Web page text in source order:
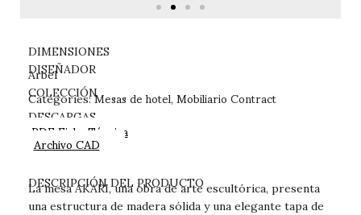
DESCRIPCIÓN DEL PRODUCTO
La mesa AKARI, una obra de arte escultórica, presenta
una estructura de madera sólida y una elegante tapa de
DIMENSIONES
DISEÑADOR
Arbel
COLECCIÓN
Categories:Mesas de hotel, Mobiliario Contract
DESCARGAS
PDF Ficha Técnica
Archivo CAD